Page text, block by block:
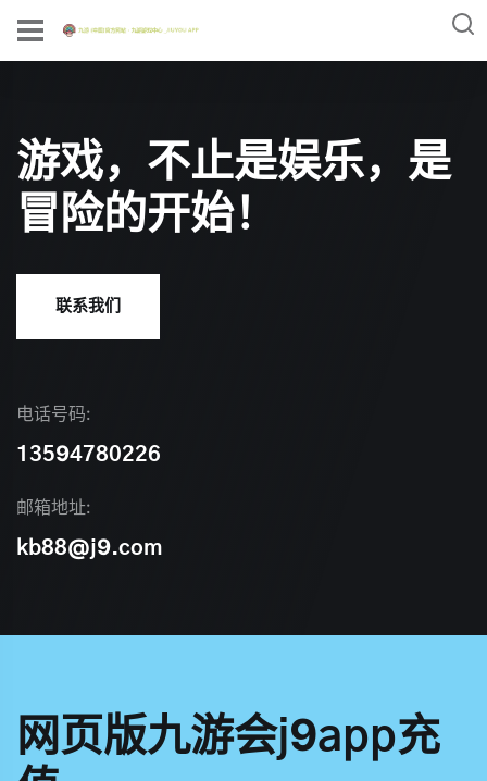
游戏，不止是娱乐，是
冒险的开始！
联系我们
电话号码:
13594780226
邮箱地址:
kb88@j9.com
网页版九游会j9app充